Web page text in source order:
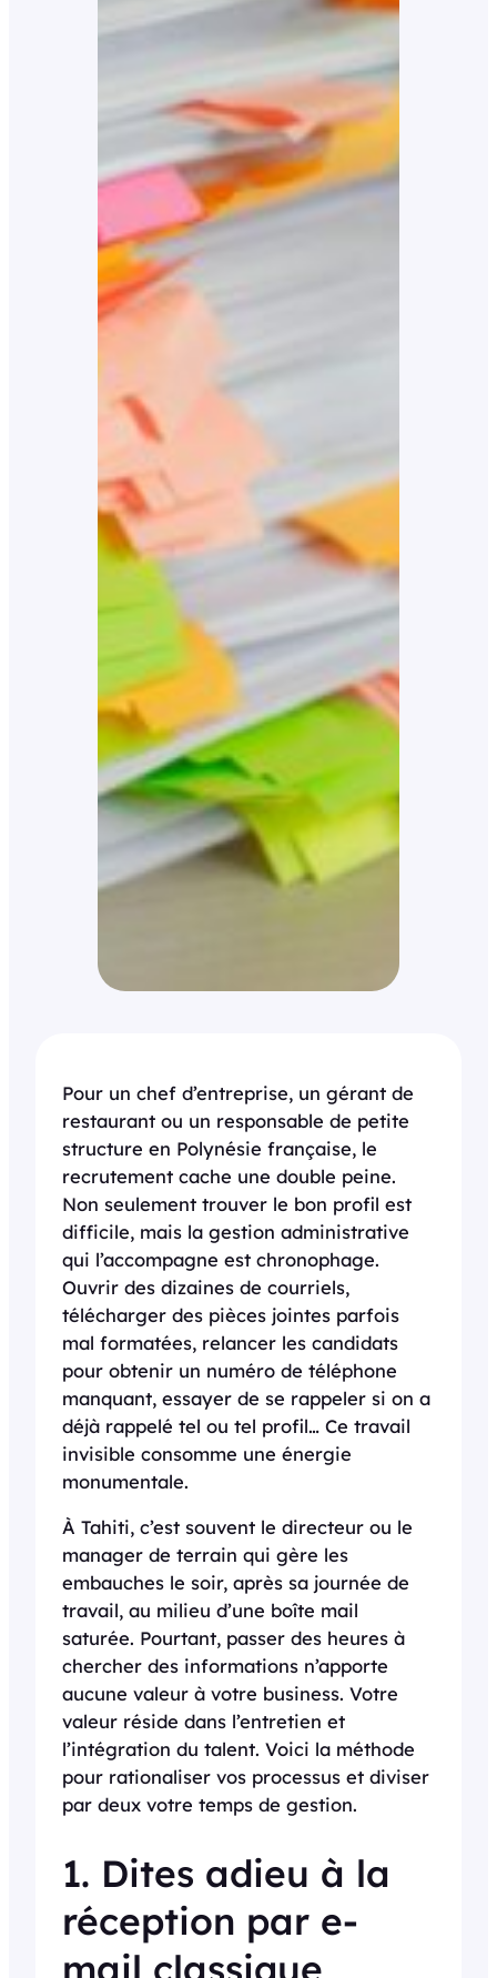
Pour un chef d’entreprise, un gérant de
restaurant ou un responsable de petite
structure en Polynésie française, le
recrutement cache une double peine.
Non seulement trouver le bon profil est
difficile, mais la gestion administrative
qui l’accompagne est chronophage.
Ouvrir des dizaines de courriels,
télécharger des pièces jointes parfois
mal formatées, relancer les candidats
pour obtenir un numéro de téléphone
manquant, essayer de se rappeler si on a
déjà rappelé tel ou tel profil… Ce travail
invisible consomme une énergie
monumentale.
À Tahiti, c’est souvent le directeur ou le
manager de terrain qui gère les
embauches le soir, après sa journée de
travail, au milieu d’une boîte mail
saturée. Pourtant, passer des heures à
chercher des informations n’apporte
aucune valeur à votre business. Votre
valeur réside dans l’entretien et
l’intégration du talent. Voici la méthode
pour rationaliser vos processus et diviser
par deux votre temps de gestion.
1. Dites adieu à la
réception par e-
mail classique